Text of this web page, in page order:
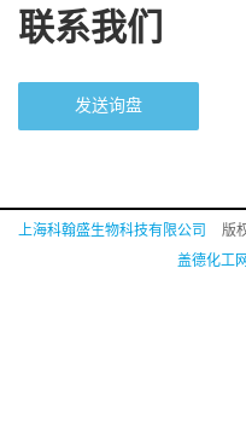
联系我们
发送询盘
上海科翰盛生物科技有限公司 版
盖德化工网